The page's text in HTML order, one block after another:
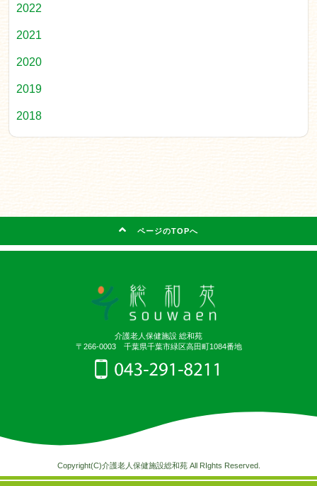
2022
2021
2020
2019
2018
ページのTOPへ
介護老人保健施設 総和苑
〒266-0003 千葉県千葉市緑区高田町1084番地
Copyright(C)介護老人保健施設総和苑 All RIghts Reserved.